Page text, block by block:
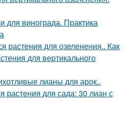
для винограда. Практика
растения для озеленения.. Как
для вертикального
лианы для арок..
для сада: 30 лиан с